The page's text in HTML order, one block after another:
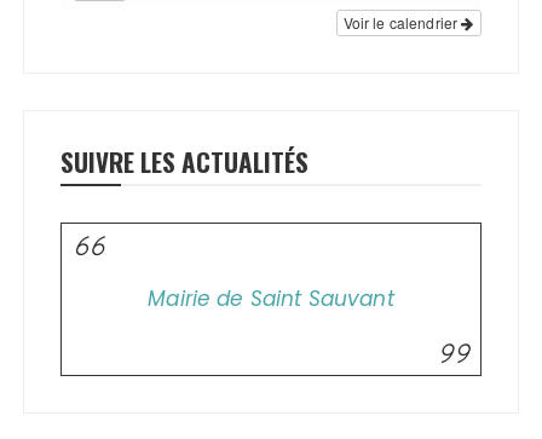
Voir le calendrier
SUIVRE LES ACTUALITÉS
Mairie de Saint Sauvant